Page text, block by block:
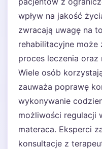
wpływ na jakość
zwracają uwagę na
rehabilitacyjne może
proces leczenia
Wiele osób
zauważa poprawę
wykonywanie
możliwości regulacji
materaca. Eksperci
konsultacje z